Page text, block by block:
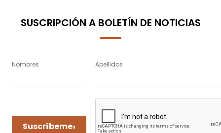
SUSCRIPCIÓN A BOLETÍN DE NOTICIAS
Nombres Apellidos
Suscríbeme›